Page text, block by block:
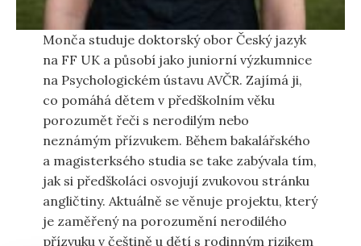
Monča studuje doktorský obor Český jazyk
na FF UK a působí jako juniorní výzkumnice
na Psychologickém ústavu AVČR. Zajímá ji,
co pomáhá dětem v předškolním věku
porozumět řeči s nerodilým nebo
neznámým přízvukem. Během bakalářského
a magisterksého studia se take zabývala tím,
jak si předškoláci osvojují zvukovou stránku
angličtiny. Aktuálně se věnuje projektu, který
je zaměřený na porozumění nerodilého
přízvuku v češtině u dětí s rodinným rizikem